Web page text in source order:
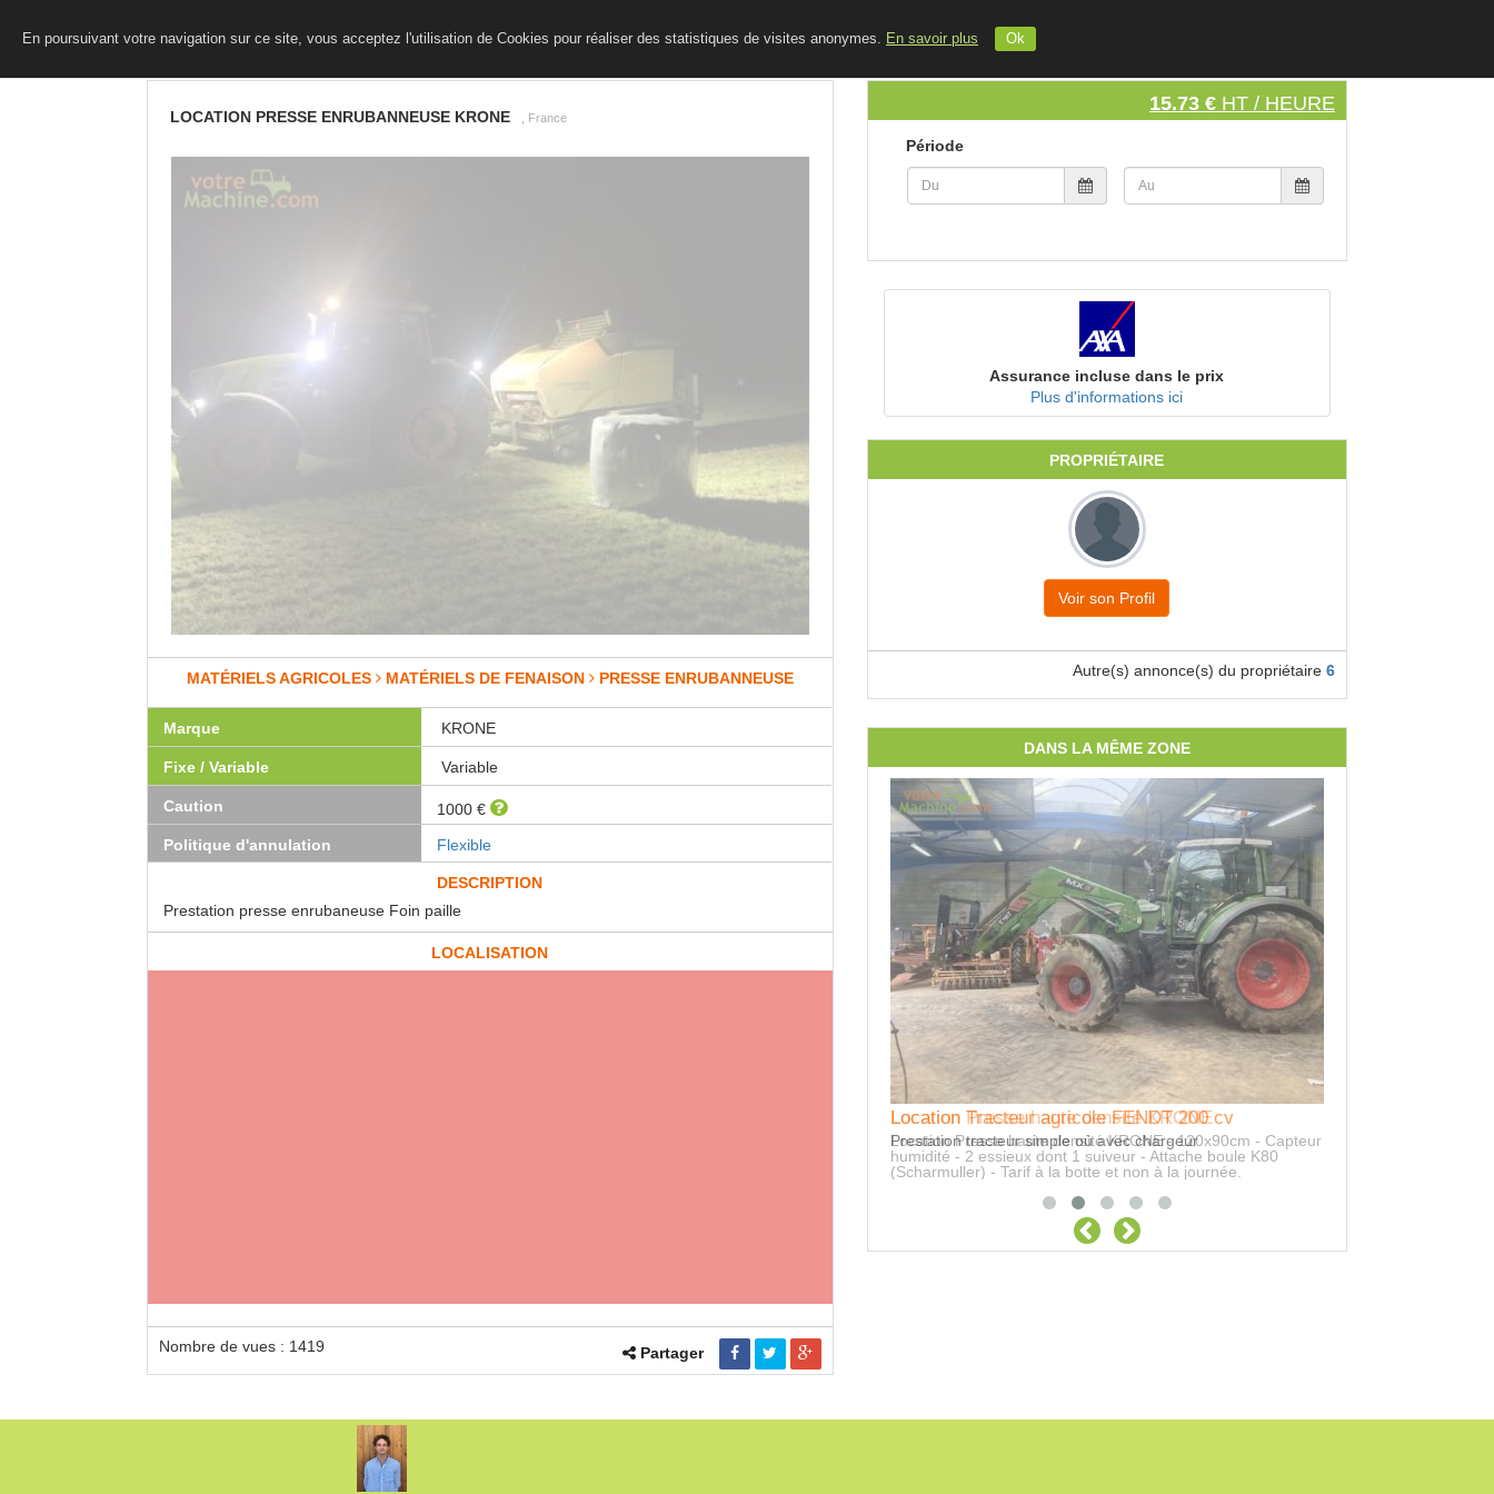
INSCRIVEZ VOTRE MATERIEL
En poursuivant votre navigation sur ce site, vous acceptez l'utilisation de Cookies pour réaliser des statistiques de visites anonymes. En savoir plus Ok
LOCATION PRESSE ENRUBANNEUSE KRONE , France
MATÉRIELS AGRICOLES MATÉRIELS DE FENAISON PRESSE ENRUBANNEUSE
Marque KRONE
Fixe / Variable Variable
Caution
1000 €
Politique d'annulation
Flexible
DESCRIPTION
Prestation presse enrubaneuse Foin paille
LOCALISATION
Nombre de vues : 1419 Partager
15.73 € HT / HEURE
Période
Assurance incluse dans le prix
Plus d'informations ici
PROPRIÉTAIRE
Voir son Profil
Autre(s) annonce(s) du propriétaire 6
DANS LA MÊME ZONE
Location Tracteur agricole FENDT 200 cv
Prestation tracteur simple où avec chargeur
Location Presse haute densité KRONE
Location Presse haute densité KRONE - 120x90cm - Capteur
humidité - 2 essieux dont 1 suiveur - Attache boule K80
(Scharmuller) - Tarif à la botte et non à la journée.